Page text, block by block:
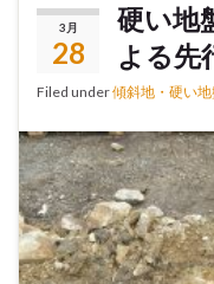
3月
28
硬い地
よる先
Filed under傾斜地・硬い地